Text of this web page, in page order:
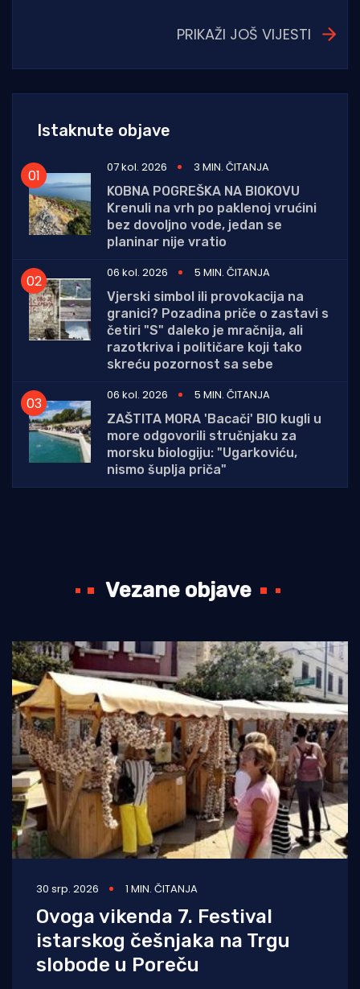
PRIKAŽI JOŠ VIJESTI
Istaknute objave
07 kol. 2026
3 MIN. ČITANJA
KOBNA POGREŠKA NA BIOKOVU
Krenuli na vrh po paklenoj vrućini
bez dovoljno vode, jedan se
planinar nije vratio
06 kol. 2026
5 MIN. ČITANJA
Vjerski simbol ili provokacija na
granici? Pozadina priče o zastavi s
četiri "S" daleko je mračnija, ali
razotkriva i političare koji tako
skreću pozornost sa sebe
06 kol. 2026
5 MIN. ČITANJA
ZAŠTITA MORA 'Bacači' BIO kugli u
more odgovorili stručnjaku za
morsku biologiju: "Ugarkoviću,
nismo šuplja priča"
Vezane objave
30 srp. 2026 1 MIN. ČITANJA
Ovoga vikenda 7. Festival
istarskog češnjaka na Trgu
slobode u Poreču